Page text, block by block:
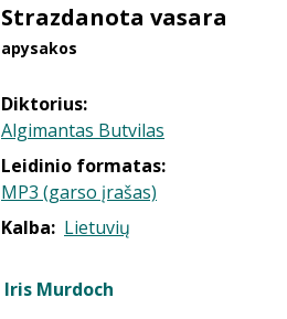
Strazdanota vasara
apysakos
Diktorius:
Algimantas Butvilas
Leidinio formatas:
MP3 (garso įrašas)
Kalba: Lietuvių
Iris Murdoch